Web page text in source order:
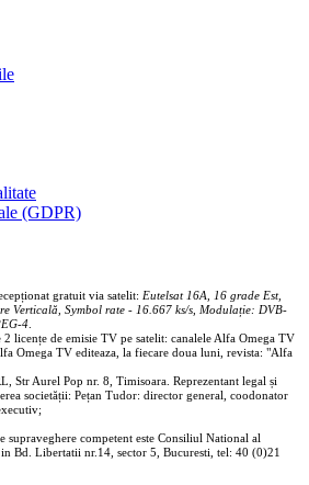
(GDPR)
gratuit via satelit: Eutelsat 16A, 16 grade Est,
Verticală, Symbol rate - 16.667 ks/s, Modulație: DVB-
4
licențe de emisie TV pe satelit: canalele Alfa Omega TV
Omega TV editeaza, la fiecare doua luni, revista: "Alfa
Str Aurel Pop nr. 8, Timisoara. Reprezentant legal și
societății: Pețan Tudor: director general, coodonator
supraveghere competent este Consiliul National al
Bd. Libertatii nr.14, sector 5, Bucuresti, tel: 40 (0)21